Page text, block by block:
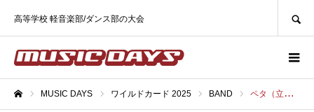
高等学校 軽音楽部/ダンス部の大会
MUSIC DAYS ワイルドカード 2025 BAND ペタ（立教新座高校/埼玉県）